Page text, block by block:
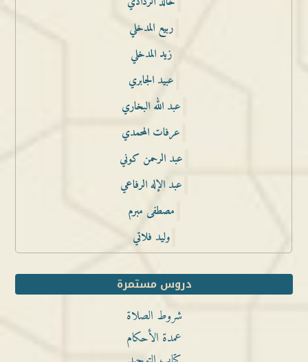
ربيع المدخلي
زيد المدخلي
عبيد الجابري
عبد الله البخاري
عرفات المحمدي
عبد الرحمن كوني
عبد الإله الرفاعي
مصطفى مبرم
وليد فلاتي
دروس مستمرة
شروط الصلاة
عمدة الأحكام